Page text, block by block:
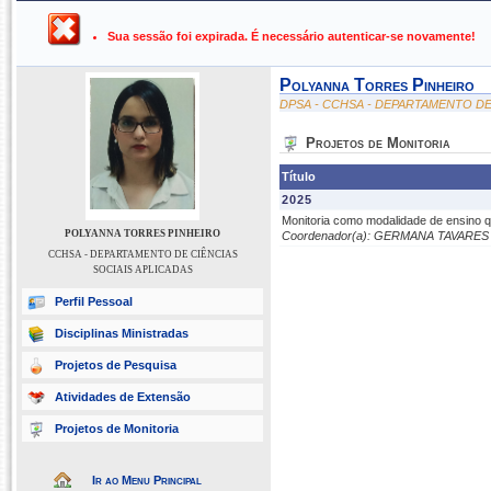
UFPB ›
Sua sessão foi expirada. É necessário autenticar-se novamente!
POLYANNA TORRES PINHEIRO
CCHSA - DEPARTAMENTO DE CIÊNCIAS
SOCIAIS APLICADAS
Perfil Pessoal
Disciplinas Ministradas
Projetos de Pesquisa
Atividades de Extensão
Projetos de Monitoria
Ir ao Menu Principal
Polyanna Torres Pinheiro
DPSA - CCHSA - DEPARTAMENTO
Projetos de Monitoria
Título
2025
Monitoria como modalidade de ensino
Coordenador(a): GERMANA